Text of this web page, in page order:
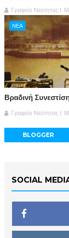
Γραφείο Νεότητας Ι.
ΝΕΑ
Βραδινή
Γραφείο Νεότητας Ι.
BLOGGER
SOCIAL